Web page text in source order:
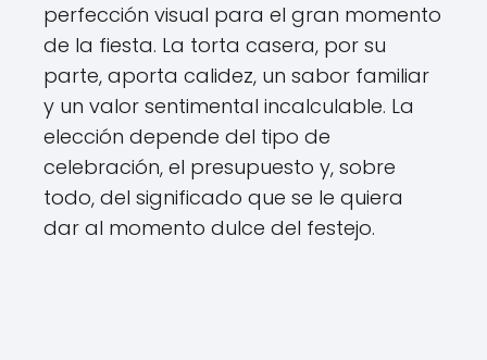
perfección visual para el gran momento
de la fiesta. La torta casera, por su
parte, aporta calidez, un sabor familiar
y un valor sentimental incalculable. La
elección depende del tipo de
celebración, el presupuesto y, sobre
todo, del significado que se le quiera
dar al momento dulce del festejo.